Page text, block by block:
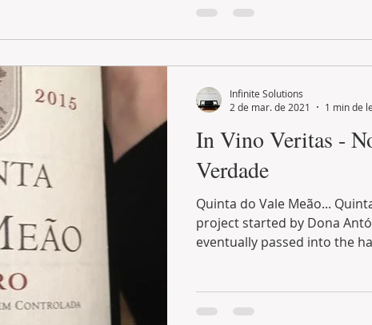
In Vino Veritas -
Verdade
Quinta do Vale Meão... Quinta do Vale Meão was
project started by Dona
eventually passed into the
Infinite Solutions
2 de mar. de 2021
1 min de